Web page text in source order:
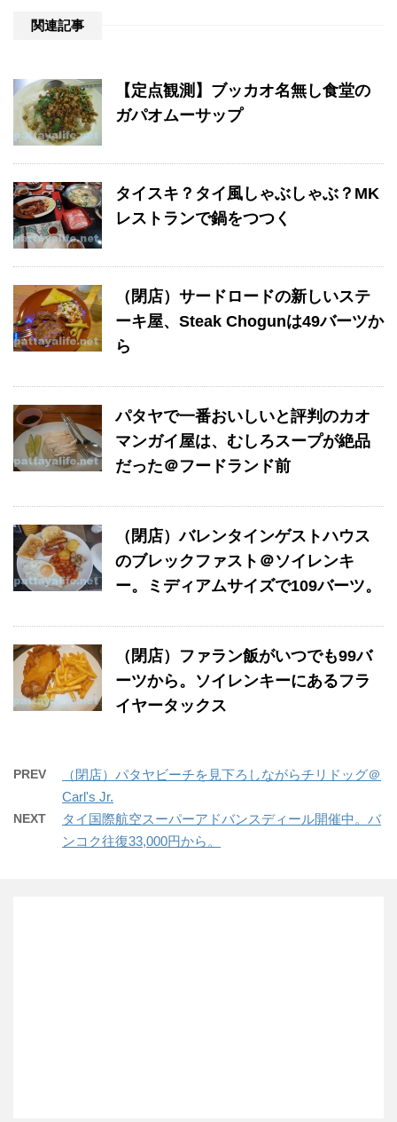
関連記事
【定点観測】ブッカオ名無し食堂の
ガパオムーサップ
タイスキ？タイ風しゃぶしゃぶ？MK
レストランで鍋をつつく
（閉店）サードロードの新しいステ
ーキ屋、Steak Chogunは49バーツか
ら
パタヤで一番おいしいと評判のカオ
マンガイ屋は、むしろスープが絶品
だった＠フードランド前
（閉店）バレンタインゲストハウス
のブレックファスト＠ソイレンキ
ー。ミディアムサイズで109バーツ。
（閉店）ファラン飯がいつでも99バ
ーツから。ソイレンキーにあるフラ
イヤータックス
PREV
（閉店）パタヤビーチを見下ろしながらチリドッグ＠
Carl's Jr.
NEXT
タイ国際航空スーパーアドバンスディール開催中。バ
ンコク往復33,000円から。